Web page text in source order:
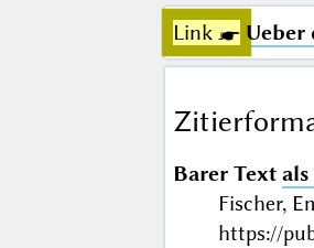
Link ☛
Barer Text
Fischer,
https://